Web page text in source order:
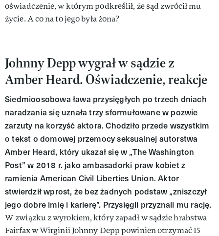
oświadczenie, w którym podkreślił, że sąd zwrócił mu
życie. A co na to jego była żona?
Johnny Depp wygrał w sądzie z
Amber Heard. Oświadczenie, reakcje
Siedmioosobowa ława przysięgłych po trzech dniach
naradzania się uznała trzy sformułowane w pozwie
zarzuty na korzyść aktora. Chodziło przede wszystkim
o tekst o domowej przemocy seksualnej autorstwa
Amber Heard, który ukazał się w „The Washington
Post” w 2018 r. jako ambasadorki praw kobiet z
ramienia American Civil Liberties Union. Aktor
stwierdził wprost, że bez żadnych podstaw „zniszczył
jego dobre imię i karierę”. Przysięgli przyznali mu rację.
W związku z wyrokiem, który zapadł w sądzie hrabstwa
Fairfax w Wirginii Johnny Depp powinien otrzymać 15